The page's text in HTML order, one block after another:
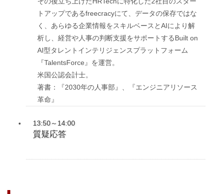
トアップであるfreecracyにて、データの保存ではな
く、あらゆる企業情報をスキルベースとAIにより解
析し、経営や人事の判断支援をサポートするBuilt on
AI型タレントインテリジェンスプラットフォーム
『TalentsForce』を運営。
米国公認会計士。
著書：『2030年の人事部』、『エンジニアリソース
革命』
13:50～14:00
質疑応答